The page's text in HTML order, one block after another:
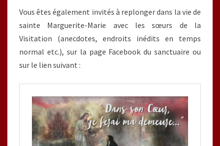
Vous êtes également invités à replonger dans la vie de
sainte Marguerite-Marie avec les sœurs de la
Visitation (anecdotes, endroits inédits en temps
normal etc.), sur la page Facebook du sanctuaire ou
sur le lien suivant :